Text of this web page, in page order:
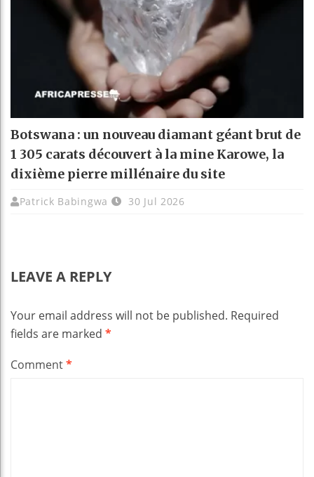
Botswana : un nouveau diamant géant brut de
1 305 carats découvert à la mine Karowe, la
dixième pierre millénaire du site
Patrick Babingwa 30 Jul 2026
LEAVE A REPLY
Your email address will not be published. Required
fields are marked *
Comment*